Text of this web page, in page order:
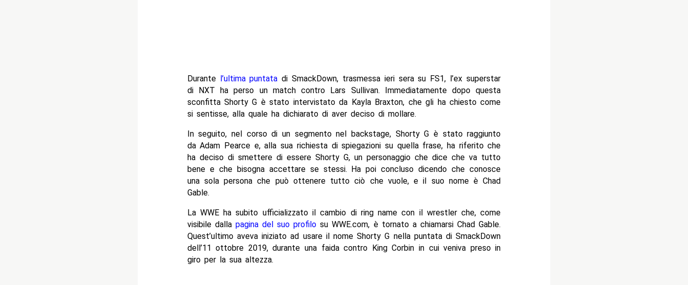
Durante l’ultima puntatadi SmackDown, trasmessa ieri sera su FS1, l’ex superstar
di NXT ha perso un match contro Lars Sullivan. Immediatamente dopo questa
sconfitta Shorty G è stato intervistato da Kayla Braxton, che gli ha chiesto come
si sentisse, alla quale ha dichiarato di aver deciso di mollare.
In seguito, nel corso di un segmento nel backstage, Shorty G è stato raggiunto
da Adam Pearce e, alla sua richiesta di spiegazioni su quella frase, ha riferito che
ha deciso di smettere di essere Shorty G, un personaggio che dice che va tutto
bene e che bisogna accettare se stessi. Ha poi concluso dicendo che conosce
una sola persona che può ottenere tutto ciò che vuole, e il suo nome è Chad
Gable.
La WWE ha subito ufficializzato il cambio di ring name con il wrestler che, come
visibile dalla pagina del suo profilosu WWE.com, è tornato a chiamarsi Chad Gable.
Quest’ultimo aveva iniziato ad usare il nome Shorty G nella puntata di SmackDown
dell’11 ottobre 2019, durante una faida contro King Corbin in cui veniva preso in
giro per la sua altezza.